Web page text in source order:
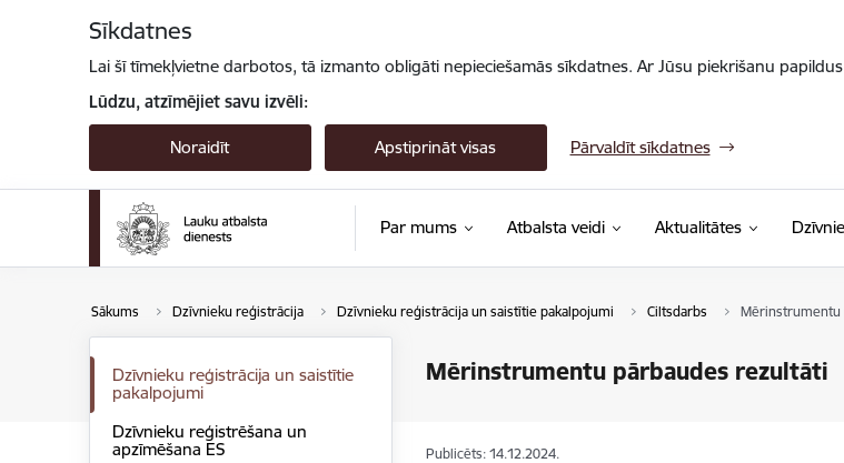
Sīkdatnes
Lai šī tīmekļvietne darbotos, tā izmanto obligāti nepieciešamās sīkdatnes. Ar Jūsu piekrišanu
Lūdzu, atzīmējiet savu izvēli:
Noraidīt Apstiprināt visas Pārvaldīt sīkdatnes
Par mums Atbalsta veidi Aktualitātes
Sākums Dzīvnieku reģistrācija Dzīvnieku reģistrācija un saistītie pakalpojumi Ciltsdarbs Mērinstrumentu
Mērinstrumentu pārbaudes rezultāti
Dzīvnieku reģistrācija un saistītie
pakalpojumi
Dzīvnieku reģistrēšana un
apzīmēšana ES
Publicēts: 14.12.2024.